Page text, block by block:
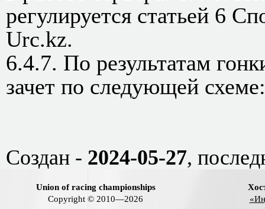
регулируется статьей 6
Urc.kz.
6.4.7. По результатам
зачет по следующей
Создан - 2024-05-27,
Union of racing championships
Copyright © 2010—2026